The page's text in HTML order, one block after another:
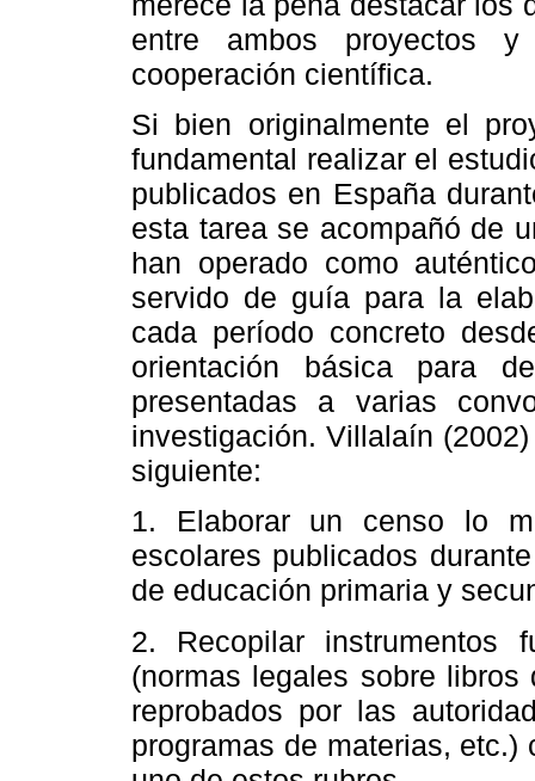
entre ambos proyectos
cooperación científica.
Si bien originalmente el
fundamental realizar el
publicados en España
esta tarea se acompañó de
han operado como
servido de guía para la
cada período concreto
orientación básica para
presentadas a varias
investigación. Villalaín
siguiente:
1. Elaborar un censo lo
escolares publicados
de educación primaria y
2. Recopilar instrumentos
(normas legales sobre
reprobados por las
programas de materias,